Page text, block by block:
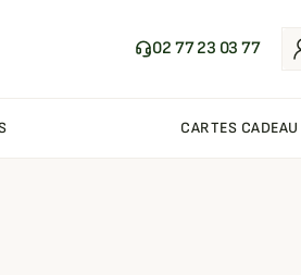
02 77 23 03 77
CARTES CADEAU